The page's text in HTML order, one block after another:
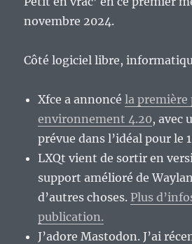
novembre 2024.
Côté logiciel libre,
Xfce a annoncéla première
environnement 4.20, avec
prévue dans l’idéal pour le
LXQt vient de sortir en
support amélioré de
d’autres choses. Plus
publication.
J’adore Mastodon. J’ai